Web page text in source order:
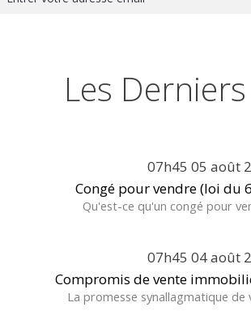
Les
07h45 05 août
Congé pour vendre (loi du
Qu'est-ce qu'un congé pour
07h45 04août
Compromis de vente
La promesse synallagmatique de